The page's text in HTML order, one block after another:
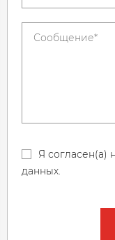
Я согласен(а)
данных.